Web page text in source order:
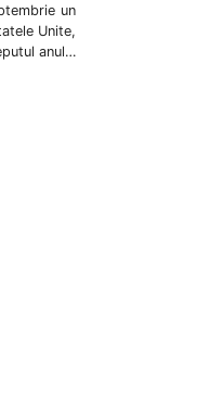
un
Unite,
anului